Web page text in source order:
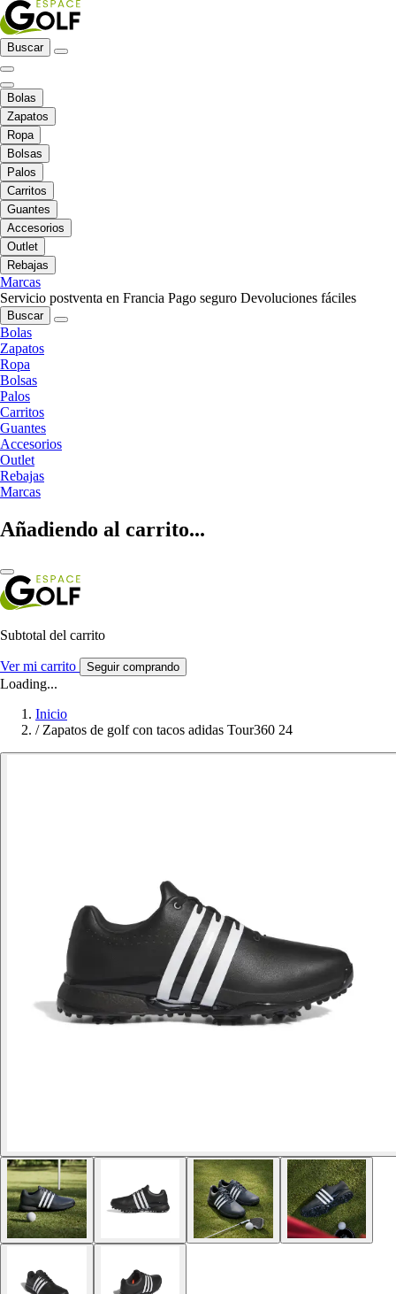
Buscar
Bolas
Zapatos
Ropa
Bolsas
Palos
Carritos
Guantes
Accesorios
Outlet
Rebajas
Marcas
Servicio postventa en Francia Pago seguro Devoluciones fáciles
Buscar
Bolas
Zapatos
Ropa
Bolsas
Palos
Carritos
Guantes
Accesorios
Outlet
Rebajas
Marcas
Añadiendo al carrito...
Subtotal del carrito
Ver mi carrito Seguir comprando
Loading...
Inicio
/ Zapatos de golf con tacos adidas Tour360 24